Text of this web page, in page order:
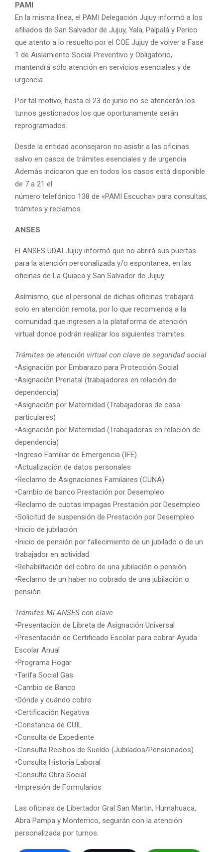
PAMI
En la misma línea, el PAMI Delegación Jujuy informó a los
afiliados de San Salvador de Jujuy, Yala, Palpalá y Perico
que atento a lo resuelto por el COE Jujuy de volver a Fase
1 de Aislamiento Social Preventivo y Obligatorio,
mantendrá sólo atención en servicios esenciales y de
urgencia.
Por tal motivo, hasta el 23 de junio no se atenderán los
turnos gestionados los que oportunamente serán
reprogramados.
Desde la entidad aconsejaron no asistir a las oficinas
salvo en casos de trámites esenciales y de urgencia.
Además indicaron que en todos los casos está disponible
de 7 a 21 el
número telefónico 138 de «PAMI Escucha» para consultas,
trámites y reclamos.
ANSES
El ANSES UDAI Jujuy informó que no abrirá sus puertas
para la atención personalizada y/o espontanea, en las
oficinas de La Quiaca y San Salvador de Jujuy.
Asímismo, que el personal de dichas oficinas trabajará
solo en atención remota, por lo que recomienda a la
comunidad que ingresen a la plataforma de atención
virtual donde podrán realizar los siguientes tramites.
Trámites de atención virtual con clave de seguridad social
•Asignación por Embarazo para Protección Social
•Asignación Prenatal (trabajadores en relación de
dependencia)
•Asignación por Maternidad (Trabajadoras de casa
particulares)
•Asignación por Maternidad (Trabajadoras en relación de
dependencia)
•Ingreso Familiar de Emergencia (IFE)
•Actualización de datos personales
•Reclamo de Asignaciones Familaires (CUNA)
•Cambio de banco Prestación por Desempleo
•Reclamo de cuotas impagas Prestación por Desempleo
•Solicitud de suspensión de Prestación por Desempleo
•Inicio de jubilación
•Inicio de pensión por fallecimiento de un jubilado o de un
trabajador en actividad.
•Rehabilitación del cobro de una jubilación o pensión
•Reclamo de un haber no cobrado de una jubilación o
pensión.
Trámites MI ANSES con clave
•Presentación de Libreta de Asignación Universal
•Presentación de Certificado Escolar para cobrar Ayuda
Escolar Anual
•Programa Hogar
•Tarifa Social Gas
•Cambio de Banco
•Dónde y cuándo cobro
•Certificación Negativa
•Constancia de CUIL
•Consulta de Expediente
•Consulta Recibos de Sueldo (Jubilados/Pensionados)
•Consulta Historia Laboral
•Consulta Obra Social
•Impresión de Formularios
Las oficinas de Libertador Gral San Martin, Humahuaca,
Abra Pampa y Monterrico, seguirán con la atención
personalizada por turnos.